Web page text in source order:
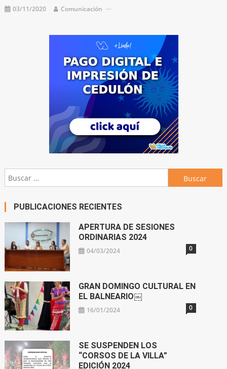
03/11/2020 Comunicación
Buscar:
PUBLICACIONES RECIENTES
APERTURA DE SESIONES
ORDINARIAS 2024
04/03/2024 0
GRAN DOMINGO CULTURAL EN
EL BALNEARIO￼
16/01/2024 0
SE SUSPENDEN LOS
“CORSOS DE LA VILLA”
EDICIÓN 2024